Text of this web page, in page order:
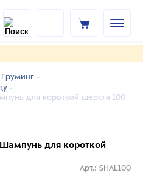
Груминг -
-
для короткой шерсти 100
для короткой
Арт.: SHAL100